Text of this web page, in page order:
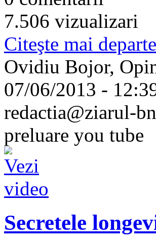
7.506 vizualizari
Citeşte mai
Ovidiu Bojor,
07/06/2013 -
redactia@ziarul-
preluare you tube
Secretele